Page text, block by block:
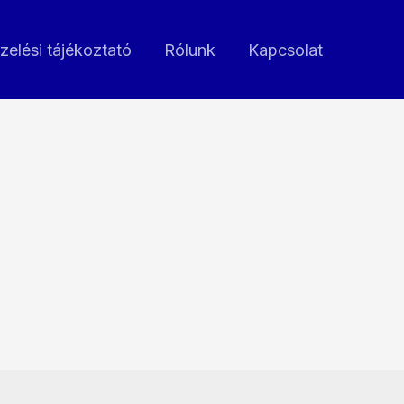
tájékoztató Rólunk Kapcsolat